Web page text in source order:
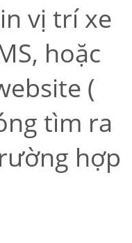
vị trí xe
hoặc
(
tìm ra
hợp